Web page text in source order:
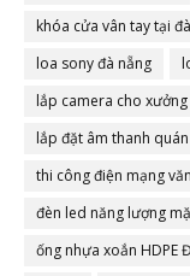
khóa cửa vân tay tại
loa sony đà nẵng
lắp camera cho
lắp đặt âm thanh
thi công điện mạng
đèn led năng lượng
ống nhựa xoắn HDPE